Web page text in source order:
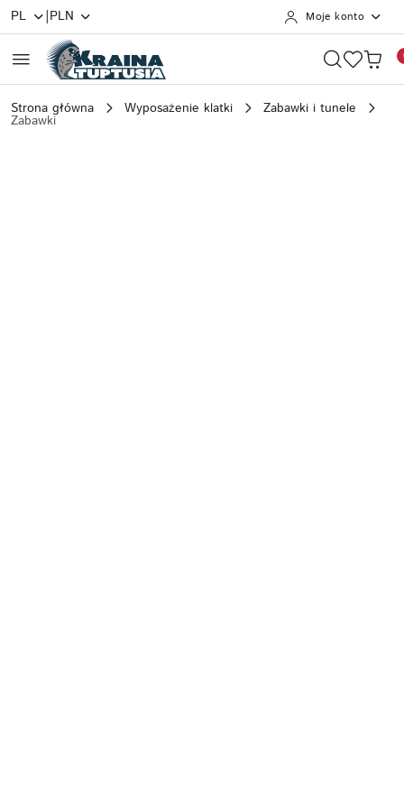
Przejdź do treści głównej
Przejdź do wyszukiwarki
Przejdź do moje konto
Przejdź do menu głównego
Przejdź do opisu produktu
Przejdź do stopki
PL |PLN Moje konto
Strona główna Wyposażenie klatki Zabawki i tunele
Zabawki